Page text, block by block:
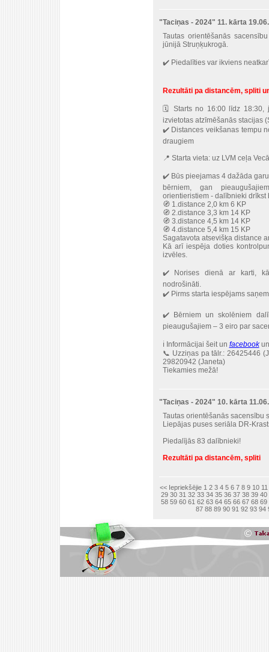
"Taciņas - 2024" 11. kārta
Tautas orientēšanās
jūnijā Struņķukrogā.
✔️ Piedalīties var ikviens
Rezultāti pa distancēm, spliti
🗓 Starts no 16:00 līdz 18:30,
izvietotas atzīmēšanās stacijas
✔️ Distances veikšanas tempu
draugiem
📍 Starta vieta: uz LVM ceļa
✔️ Būs pieejamas 4 dažāda
bērniem, gan
orientieristiem - dalībnieki
🧭 1.distance 2,0 km 6 KP
🧭 2.distance 3,3 km 14 KP
🧭 3.distance 4,5 km 14 KP
🧭 4.distance 5,4 km 15 KP
Sagatavota atsevišķa distance
Kā arī iespēja doties
izvēles.
✔️ Norises dienā ar karti,
nodrošināti.
✔️ Pirms starta iespējams
✔️ Bērniem un skolēniem
pieaugušajiem – 3 eiro par
ℹ️ Informācijai šeit un facebookun
📞 Uzziņas pa tālr.: 26425446
29820942 (Janeta)
Tiekamies mežā!
"Taciņas - 2024" 10. kārta
Tautas orientēšanās sacensību
Liepājas puses seriāla DR-
Piedalījās 83 dalībnieki!
Rezultāti pa distancēm, spliti
<< Iepriekšējie 1 2 3 4 5 6 7 8 9 10 11
29 30 31 32 33 34 35 36 37 38 39 40
58 59 60 61 62 63 64 65 66 67 68 69
87 88 89 90 91 92 93 94